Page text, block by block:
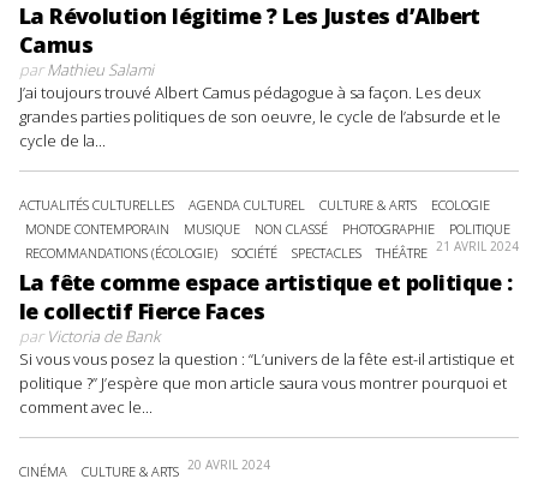
La Révolution légitime ? Les Justes d’Albert
Camus
parMathieu Salami
J’ai toujours trouvé Albert Camus pédagogue à sa façon. Les deux
grandes parties politiques de son oeuvre, le cycle de l’absurde et le
cycle de la...
ACTUALITÉS CULTURELLES AGENDA CULTUREL CULTURE & ARTS
ECOLOGIE
MONDE CONTEMPORAIN
MUSIQUE NON CLASSÉ PHOTOGRAPHIE
POLITIQUE
RECOMMANDATIONS (ÉCOLOGIE)
SOCIÉTÉ SPECTACLES THÉÂTRE 21 AVRIL 2024
La fête comme espace artistique et politique :
le collectif Fierce Faces
parVictoria de Bank
Si vous vous posez la question : “L’univers de la fête est-il artistique et
politique ?” J’espère que mon article saura vous montrer pourquoi et
comment avec le...
CINÉMA CULTURE & ARTS 20 AVRIL 2024